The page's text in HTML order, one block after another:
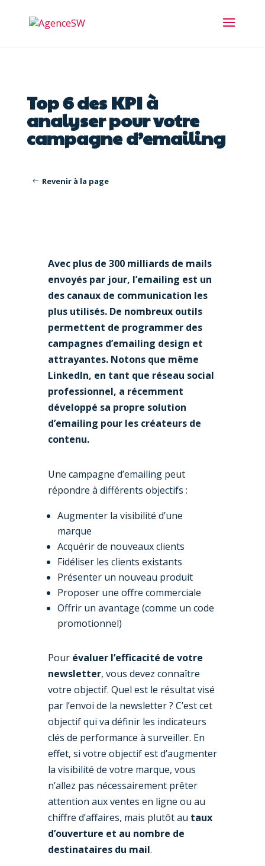
Top 6 des KPI à
analyser pour votre
campagne d’emailing
Revenir à la page
Avec plus de 300 milliards de mails
envoyés par jour, l’emailing est un
des canaux de communication les
plus utilisés. De nombreux outils
permettent de programmer des
campagnes d’emailing design et
attrayantes. Notons que même
LinkedIn, en tant que réseau social
professionnel, a récemment
développé sa propre solution
d’emailing pour les créateurs de
contenu.
Une campagne d’emailing peut
répondre à différents objectifs :
Augmenter la visibilité d’une
marque
Acquérir de nouveaux clients
Fidéliser les clients existants
Présenter un nouveau produit
Proposer une offre commerciale
Offrir un avantage (comme un code
promotionnel)
Pour évaluer l’efficacité de votre
newsletter, vous devez connaître
votre objectif. Quel est le résultat visé
par l’envoi de la newsletter ? C’est cet
objectif qui va définir les indicateurs
clés de performance à surveiller. En
effet, si votre objectif est d’augmenter
la visibilité de votre marque, vous
n’allez pas nécessairement prêter
attention aux ventes en ligne ou au
chiffre d’affaires, mais plutôt au taux
d’ouverture et au nombre de
destinataires du mail.